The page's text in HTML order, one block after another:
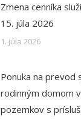
Zmena cenníka
15. júla 2026
1. júla 2026
Ponuka na prevod
rodinným domom
pozemkov s